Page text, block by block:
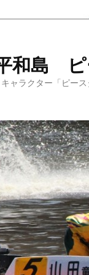
和島
ャラクター「ピース